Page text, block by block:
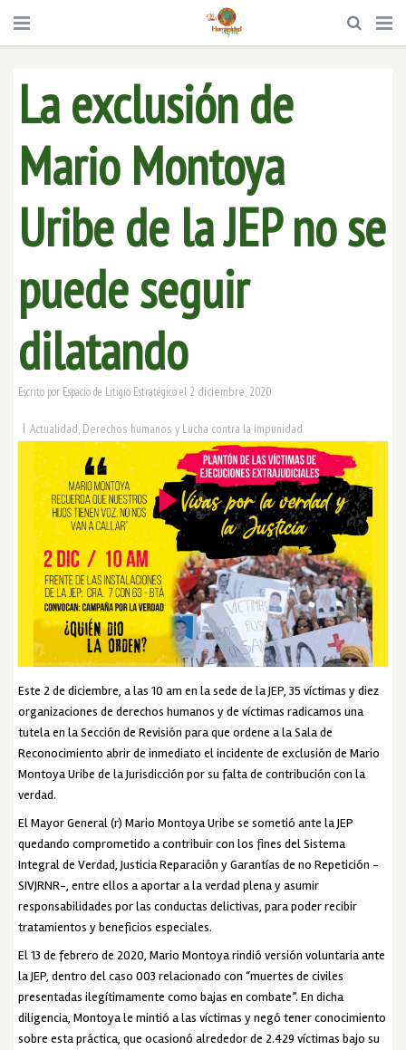
La exclusión de
Mario Montoya
Uribe de la JEP no se
puede seguir
dilatando
Escrito por Espacio de Litigio Estratégicoel 2 diciembre, 2020
| Actualidad, Derechos humanos y Lucha contra la impunidad
Este 2 de diciembre, a las 10 am en la sede de la JEP, 35 víctimas y diez
organizaciones de derechos humanos y de víctimas radicamos una
tutela en la Sección de Revisión para que ordene a la Sala de
Reconocimiento abrir de inmediato el incidente de exclusión de Mario
Montoya Uribe de la Jurisdicción por su falta de contribución con la
verdad.
El Mayor General (r) Mario Montoya Uribe se sometió ante la JEP
quedando comprometido a contribuir con los fines del Sistema
Integral de Verdad, Justicia Reparación y Garantías de no Repetición -
SIVJRNR-, entre ellos a aportar a la verdad plena y asumir
responsabilidades por las conductas delictivas, para poder recibir
tratamientos y beneficios especiales.
El 13 de febrero de 2020, Mario Montoya rindió versión voluntaria ante
la JEP, dentro del caso 003 relacionado con “muertes de civiles
presentadas ilegítimamente como bajas en combate”. En dicha
diligencia, Montoya le mintió a las víctimas y negó tener conocimiento
sobre esta práctica, que ocasionó alrededor de 2.429 víctimas bajo su